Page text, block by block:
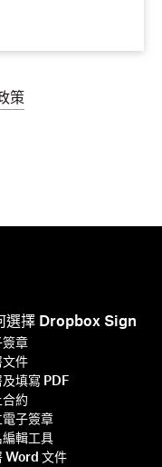
策
選擇 Dropbox Sign
簽章
文件
及填寫 PDF
合約
電子簽章
編輯工具
Word 文件